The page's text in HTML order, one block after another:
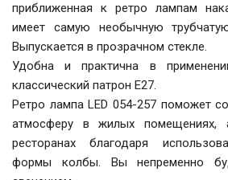
приближенная к ретро лампам
имеет самую необычную
Выпускается в прозрачном стекле.
Удобна и практична в
классический патрон Е27.
Ретро лампа LED 054-257 поможет
атмосферу в жилых
ресторанах благодаря
формы колбы. Вы непременно